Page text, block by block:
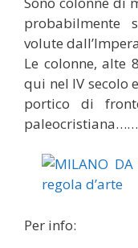
probabilmente
volute
Le colonne, alte
qui nel IV secolo
portico di
Per info: